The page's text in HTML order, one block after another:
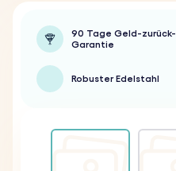
90 Tage Geld-zurück-
Garantie
Robuster Edelstahl